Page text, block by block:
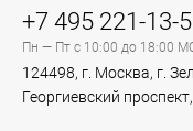
+7 495 221-13-
Пн — Пт с 10:00 до 18:00
124498, г. Москва, г.
Георгиевский